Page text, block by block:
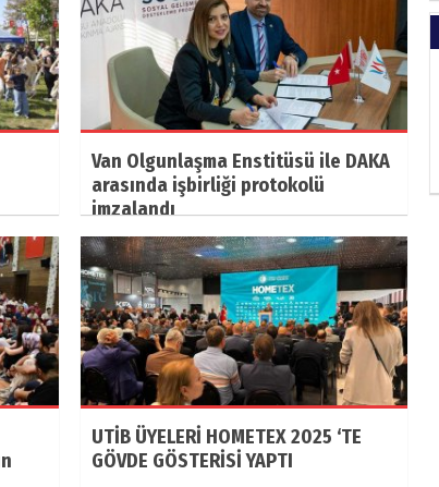
Van Olgunlaşma Enstitüsü ile DAKA
arasında işbirliği protokolü
imzalandı
UTİB ÜYELERİ HOMETEX 2025 ‘TE
GÖVDE GÖSTERİSİ YAPTI